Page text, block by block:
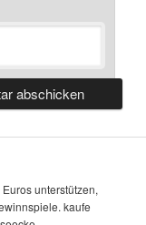
unterstützen,
kaufe